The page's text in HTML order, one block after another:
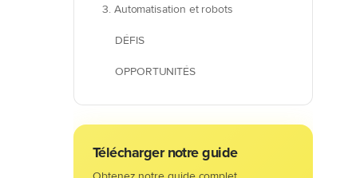
3. Automatisation et robots
DÉFIS
OPPORTUNITÉS
Télécharger notre guide